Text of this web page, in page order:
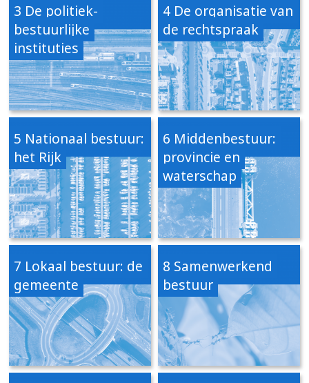
3 De politiek-
bestuurlijke
instituties
4 De organisatie van
de rechtspraak
5 Nationaal bestuur:
het Rijk
6 Middenbestuur:
provincie en
waterschap
7 Lokaal bestuur: de
gemeente
8 Samenwerkend
bestuur